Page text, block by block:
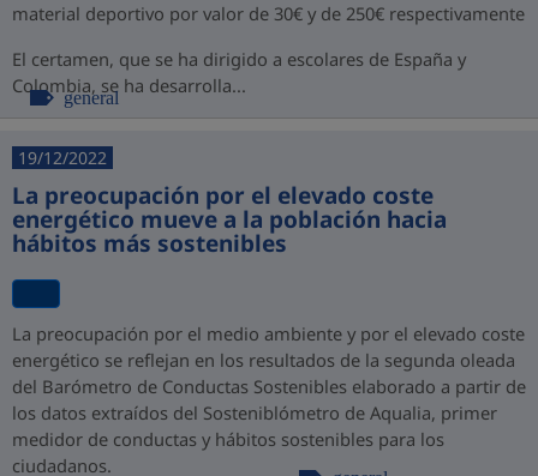
material deportivo por valor de 30€ y de 250€ respectivamente
El certamen, que se ha dirigido a escolares de España y
Colombia, se ha desarrolla...
general
19/12/2022
La preocupación por el elevado coste
energético mueve a la población hacia
hábitos más sostenibles
La preocupación por el medio ambiente y por el elevado coste
energético se reflejan en los resultados de la segunda oleada
del Barómetro de Conductas Sostenibles elaborado a partir de
los datos extraídos del Sosteniblómetro de Aqualia, primer
medidor de conductas y hábitos sostenibles para los
ciudadanos.